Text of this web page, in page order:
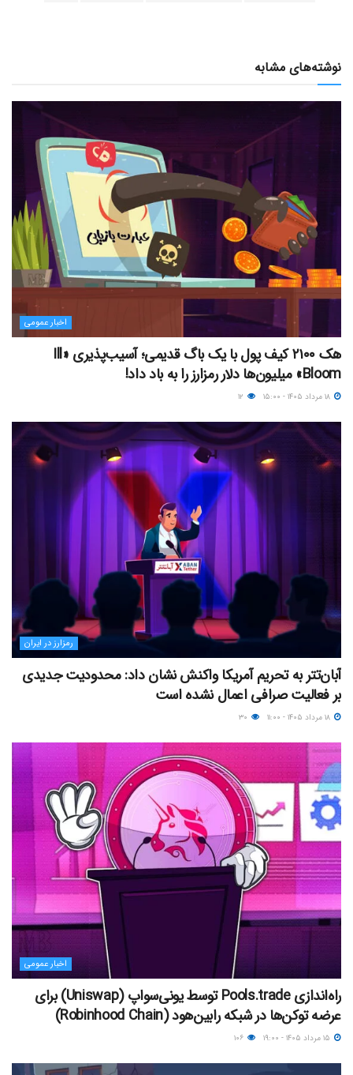
نوشته‌های مشابه
اخبار عمومی
هک ۲۱۰۰ کیف پول با یک باگ قدیمی؛ آسیب‌پذیری «Ill
Bloom» میلیون‌ها دلار رمزارز را به باد داد!
رمزارز در ایران
آبان‌تتر به تحریم آمریکا واکنش نشان داد: محدودیت جدیدی
بر فعالیت صرافی اعمال نشده است
اخبار عمومی
راه‌اندازی Pools.trade توسط یونی‌سواپ (Uniswap) برای
عرضه توکن‌ها در شبکه رابین‌هود (Robinhood Chain)